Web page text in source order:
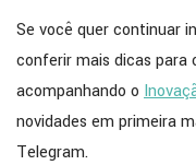
Se você quer continuar
conferir mais dicas para
acompanhando o
novidades em primeira
Telegram.